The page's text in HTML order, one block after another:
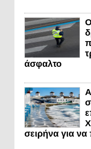
άσφαλτο
σειρήνα για